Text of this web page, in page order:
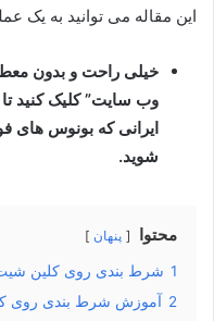
این مقاله می توانید به یک
خیلی راحت و بدون
وب سایت” کلیک کنید تا
ایرانی که بونوس های
شوید.
محتوا پنهان
1 شرط بندی روی کلین
2 آموزش شرط بندی روی